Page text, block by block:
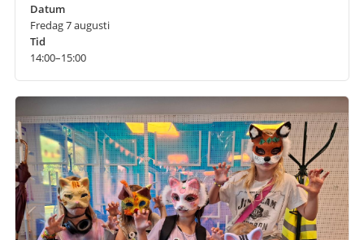
Datum
Fredag 7 augusti
Tid
14:00–15:00